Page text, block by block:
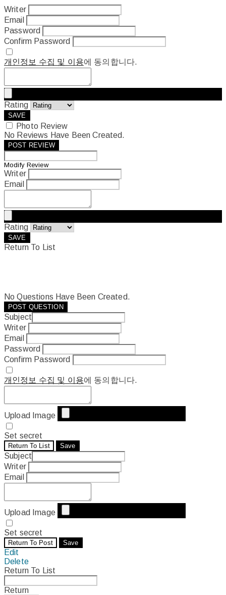
Writer
Email
Password
Confirm Password
개인정보 수집 및 이용에 동의합니다.
Rating
SAVE
Photo Review
No Reviews Have Been Created.
POST REVIEW
Modify Review
Writer
Email
Rating
SAVE
Return To List
No Questions Have Been Created.
POST QUESTION
Subject
Writer
Email
Password
Confirm Password
개인정보 수집 및 이용에 동의합니다.
Upload Image
Set secret
Return To List Save
Subject
Writer
Email
Upload Image
Set secret
Return To Post Save
Edit
Delete
Return To List
Return